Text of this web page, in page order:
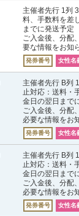
主催者先行 1列
料、手数料を差
までに発送予定
ご入金後、分配
要な情報をお知
発券番号 女性名
主催者先行 B列
止対応：送料・
金日の翌日まで
ご入金後、分配
必要な情報をお
発券番号 女性名
主催者先行 B列
止対応：送料・
金日の翌日まで
ご入金後、分配
必要な情報をお
発券番号 女性名